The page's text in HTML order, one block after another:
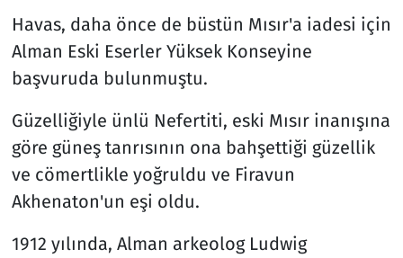
Havas, daha önce de büstün Mısır'a iadesi için
Alman Eski Eserler Yüksek Konseyine
başvuruda bulunmuştu.
Güzelliğiyle ünlü Nefertiti, eski Mısır inanışına
göre güneş tanrısının ona bahşettiği güzellik
ve cömertlikle yoğruldu ve Firavun
Akhenaton'un eşi oldu.
1912 yılında, Alman arkeolog Ludwig